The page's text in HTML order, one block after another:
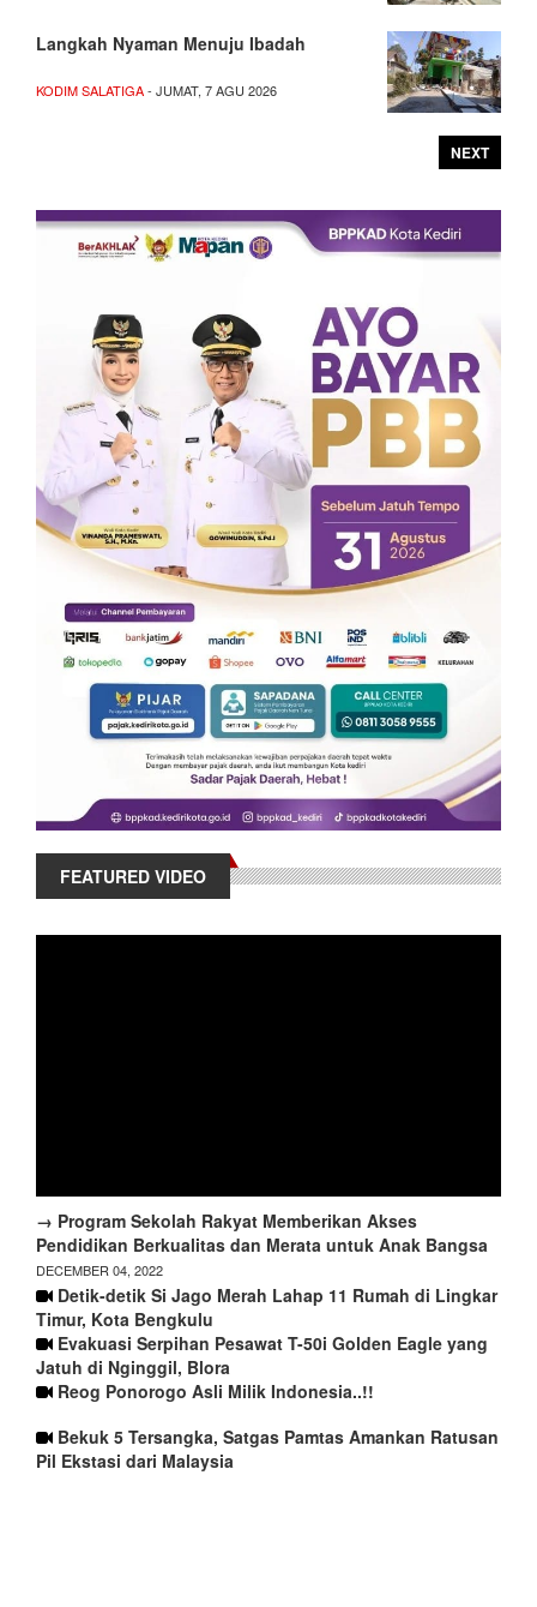
Langkah Nyaman Menuju Ibadah
KODIM SALATIGA- JUMAT, 7 AGU 2026
NEXT
FEATURED VIDEO
→ Program Sekolah Rakyat Memberikan Akses
Pendidikan Berkualitas dan Merata untuk Anak Bangsa
DECEMBER 04, 2022
Detik-detik Si Jago Merah Lahap 11 Rumah di Lingkar
Timur, Kota Bengkulu
Evakuasi Serpihan Pesawat T-50i Golden Eagle yang
Jatuh di Nginggil, Blora
Reog Ponorogo Asli Milik Indonesia..!!
Bekuk 5 Tersangka, Satgas Pamtas Amankan Ratusan
Pil Ekstasi dari Malaysia